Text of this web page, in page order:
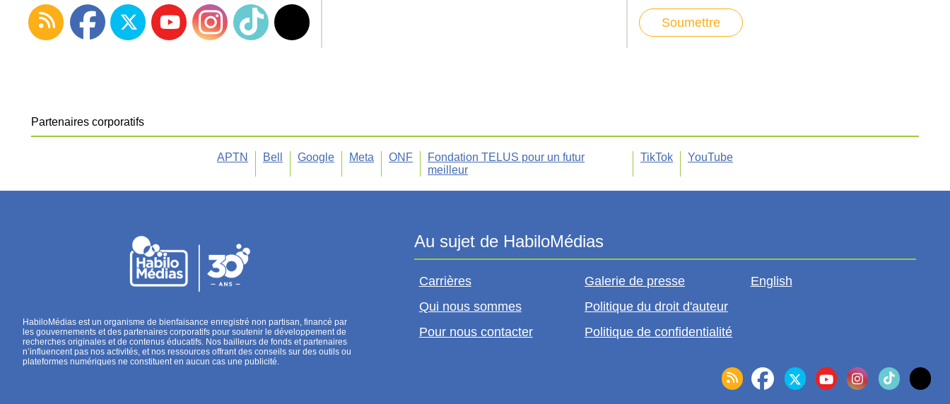
Partenaires corporatifs
APTN Bell Google Meta ONF
Fondation TELUS pour un futur
meilleur
TikTok YouTube
HabiloMédias est un organisme de bienfaisance enregistré non partisan, financé par
les gouvernements et des partenaires corporatifs pour soutenir le développement de
recherches originales et de contenus éducatifs. Nos bailleurs de fonds et partenaires
n’influencent pas nos activités, et nos ressources offrant des conseils sur des outils ou
plateformes numériques ne constituent en aucun cas une publicité.
Carrières
Qui nous sommes
Pour nous contacter
Galerie de presse
Politique du droit d'auteur
Politique de confidentialité
English